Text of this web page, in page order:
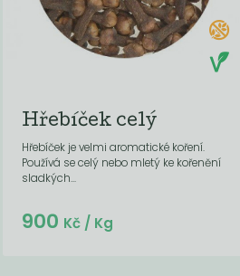
Hřebíček celý
Hřebíček je velmi aromatické koření.
Používá se celý nebo mletý ke kořenění
sladkých...
Do košíku:
900 Kč / Kg